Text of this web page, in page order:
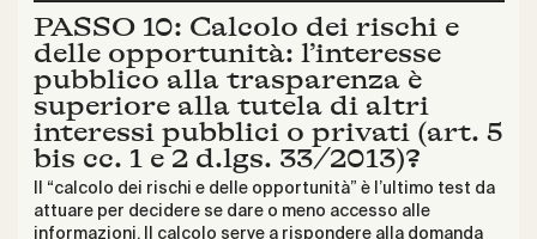
PASSO 10: Calcolo dei rischi e
delle opportunità: l’interesse
pubblico alla trasparenza è
superiore alla tutela di altri
interessi pubblici o privati (art. 5
bis cc. 1 e 2 d.lgs. 33/2013)?
Il “calcolo dei rischi e delle opportunità” è l’ultimo test da
attuare per decidere se dare o meno accesso alle
informazioni. Il calcolo serve a rispondere alla domanda